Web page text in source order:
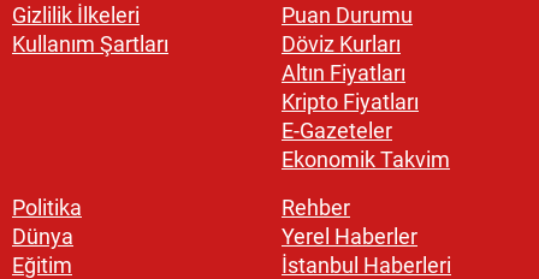
Gizlilik İlkeleri
Kullanım Şartları
Puan Durumu
Döviz Kurları
Altın Fiyatları
Kripto Fiyatları
E-Gazeteler
Ekonomik Takvim
Politika
Dünya
Eğitim
Rehber
Yerel Haberler
İstanbul Haberleri